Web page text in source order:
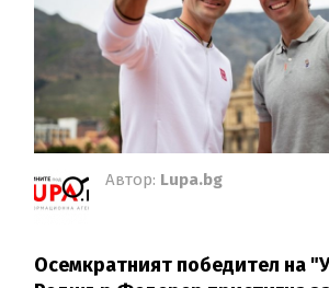
Автор: Lupa.bg
Осемкратният победител на